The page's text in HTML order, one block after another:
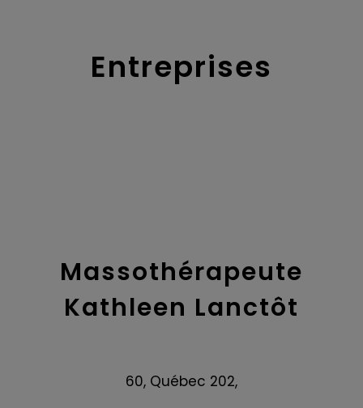
Entreprises
Massothérapeute
Kathleen Lanctôt
60, Québec 202,